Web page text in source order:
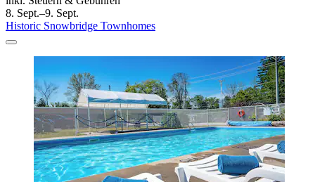
8. Sept.–9. Sept.
Historic Snowbridge Townhomes